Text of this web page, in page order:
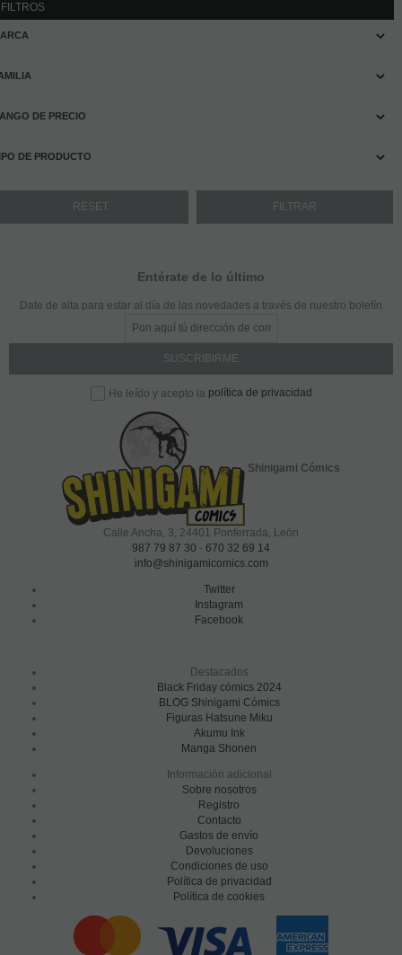
FILTROS
DE PRECIO
DE PRODUCTO
Entérate de lo último
Date de alta para estar al día de las novedades a través de nuestro boletín
He leído y acepto la política de privacidad
Shinigami Cómics
Calle Ancha, 3, 24401 Ponferrada, León
987 79 87 30 - 670 32 69 14
info@shinigamicomics.com
Twitter
Instagram
Facebook
Destacados
Black Friday cómics 2024
BLOG Shinigami Cómics
Figuras Hatsune Miku
Akumu Ink
Manga Shonen
Información adicional
Sobre nosotros
Registro
Contacto
Gastos de envío
Devoluciones
Condiciones de uso
Política de privacidad
Política de cookies